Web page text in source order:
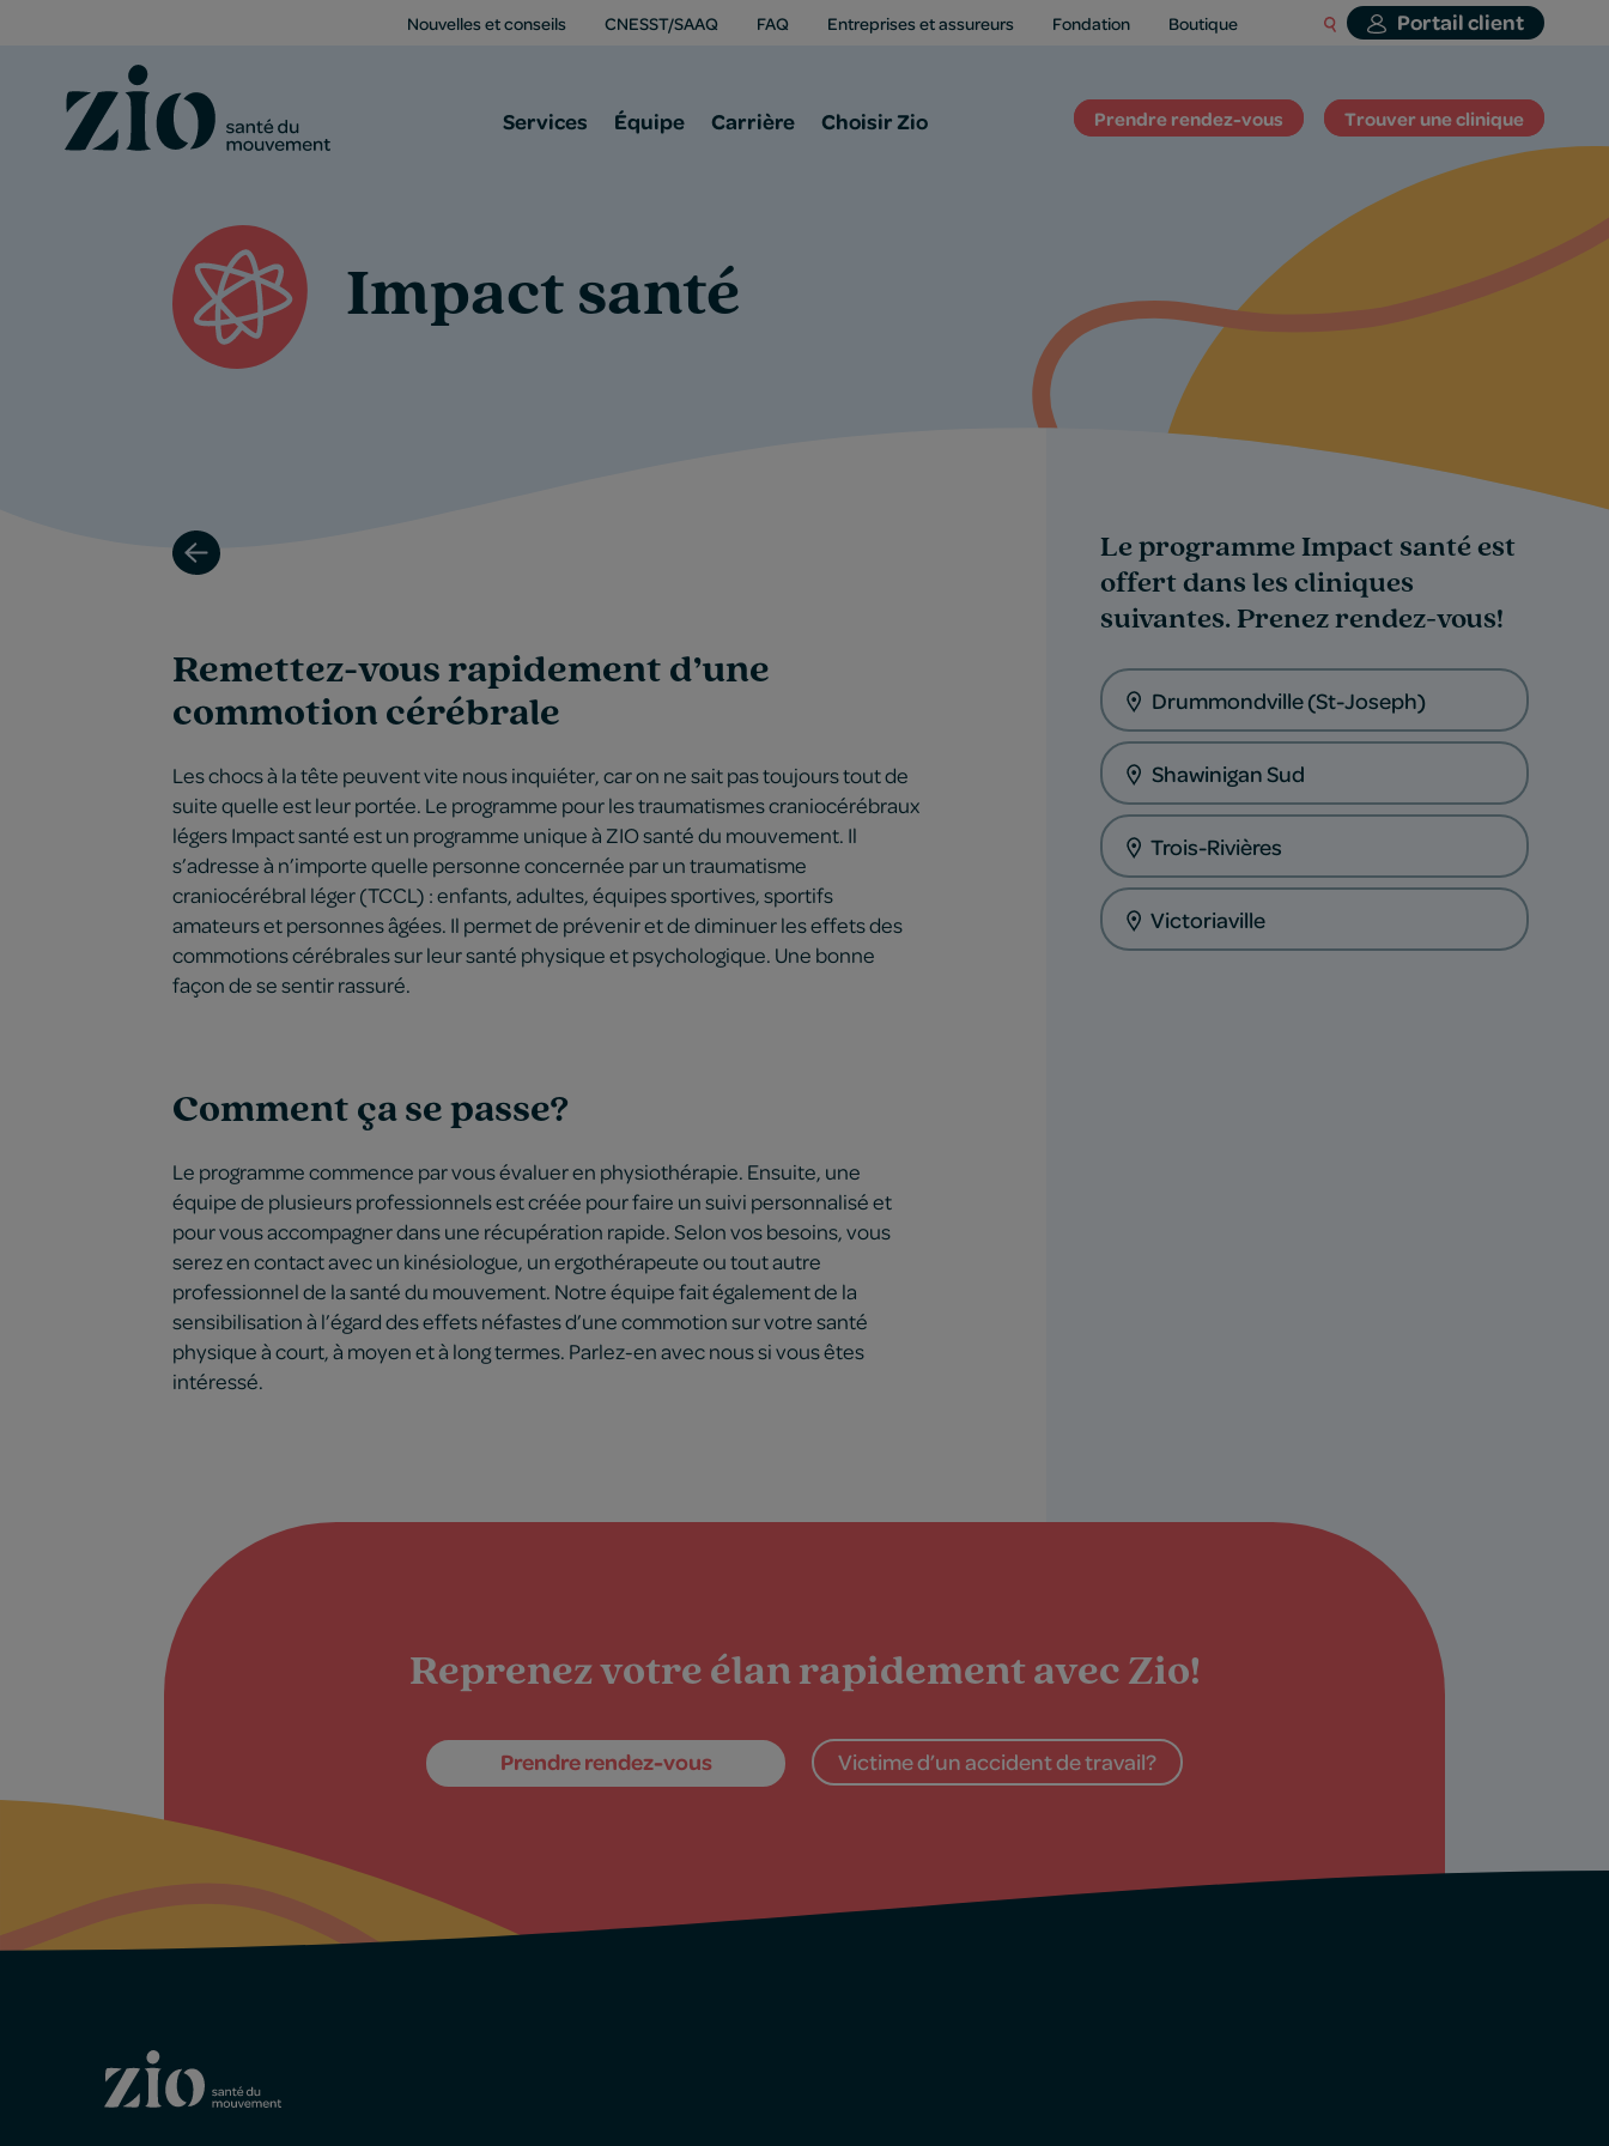
Nouvelles et conseils CNESST/SAAQ FAQ Entreprises et assureurs Fondation Boutique Portail client
Services Équipe Carrière Choisir Zio Prendre rendez-vous Trouver une clinique
Impact santé
Remettez-vous rapidement d’une
commotion cérébrale
Les chocs à la tête peuvent vite nous inquiéter, car on ne sait pas toujours tout de
suite quelle est leur portée. Le programme pour les traumatismes craniocérébraux
légers Impact santé est un programme unique à ZIO santé du mouvement. Il
s’adresse à n’importe quelle personne concernée par un traumatisme
craniocérébral léger (TCCL) : enfants, adultes, équipes sportives, sportifs
amateurs et personnes âgées. Il permet de prévenir et de diminuer les effets des
commotions cérébrales sur leur santé physique et psychologique. Une bonne
façon de se sentir rassuré.
Comment ça se passe?
Le programme commence par vous évaluer en physiothérapie. Ensuite, une
équipe de plusieurs professionnels est créée pour faire un suivi personnalisé et
pour vous accompagner dans une récupération rapide. Selon vos besoins, vous
serez en contact avec un kinésiologue, un ergothérapeute ou tout autre
professionnel de la santé du mouvement. Notre équipe fait également de la
sensibilisation à l’égard des effets néfastes d’une commotion sur votre santé
physique à court, à moyen et à long termes. Parlez-en avec nous si vous êtes
intéressé.
Le programme Impact santé est
offert dans les cliniques
suivantes. Prenez rendez-vous!
Drummondville (St-Joseph)
Shawinigan Sud
Trois-Rivières
Victoriaville
Reprenez votre élan rapidement avec Zio!
Prendre rendez-vous Victime d’un accident de travail?